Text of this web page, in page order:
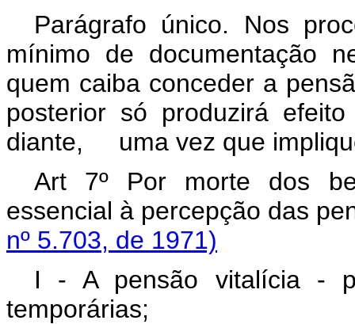
Parágrafo único. Nos
mínimo de documentação
quem caiba conceder a
posterior só produzirá
diante, uma vez que
Art 7º Por morte dos
essencial à percepção das
nº 5.703, de 1971)
I - A pensão vitalícia -
temporárias;